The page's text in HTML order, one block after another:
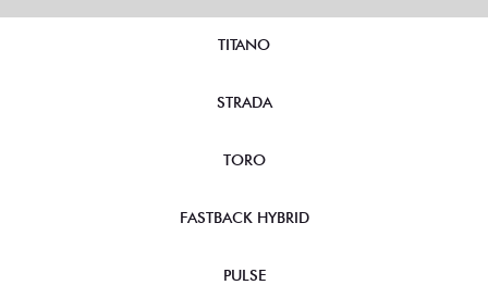
TITANO
STRADA
TORO
FASTBACK HYBRID
PULSE